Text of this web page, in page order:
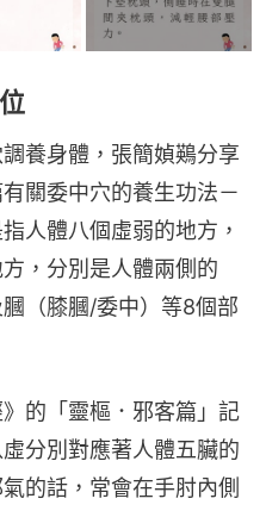
養身體，張簡媜鶧分享
關委中穴的養生功法－
人體八個虛弱的地方，
，分別是人體兩側的
（膝膕/委中）等8個部
的「靈樞．邪客篇」記
分別對應著人體五臟的
的話，常會在手肘內側